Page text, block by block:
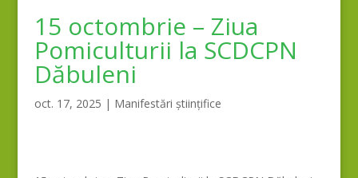
15 octombrie – Ziua
Pomiculturii la SCDCPN
Dăbuleni
oct. 17, 2025 | Manifestări științifice